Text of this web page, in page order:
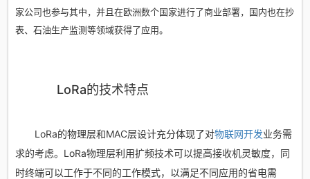
家公司也参与其中，并且在欧洲数个国家进行了商业部署，国内也在抄
表、石油生产监测等领域获得了应用。
LoRa的技术特点
LoRa的物理层和MAC层设计充分体现了对物联网开发业务需
求的考虑。LoRa物理层利用扩频技术可以提高接收机灵敏度，同
时终端可以工作于不同的工作模式，以满足不同应用的省电需